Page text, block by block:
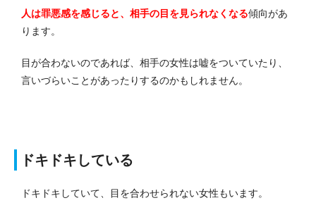
人は罪悪感を感じると、相手の目を見られなくなる傾向があ
ります。
目が合わないのであれば、相手の女性は嘘をついていたり、
言いづらいことがあったりするのかもしれません。
ドキドキしている
ドキドキしていて、目を合わせられない女性もいます。